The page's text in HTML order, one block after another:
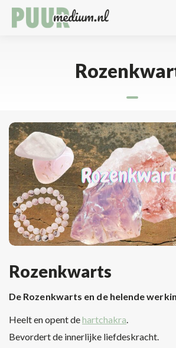
Rozenkwarts
De Rozenkwarts en de helende
Heelt en opent dehartchakra.
Bevordert de innerlijke liefdeskracht.